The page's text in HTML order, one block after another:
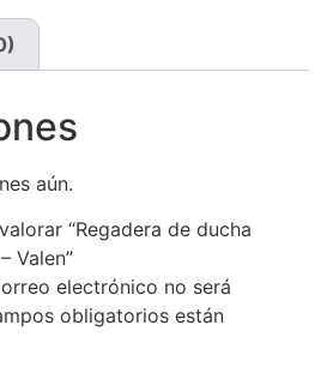
aún.
“Regadera de ducha
Valen”
electrónico no será
obligatorios están